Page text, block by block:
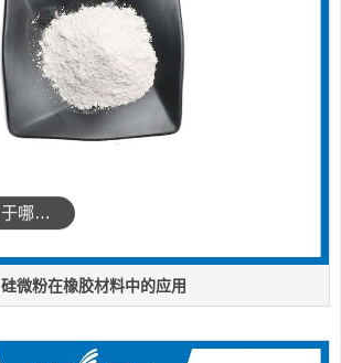
硅微粉在橡胶材料中的应用
你们的产品应用于哪些领域？